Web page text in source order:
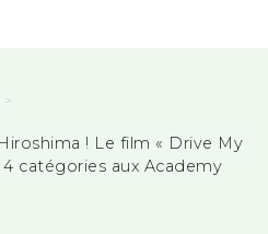
! Le film « Drive My
catégories aux Academy